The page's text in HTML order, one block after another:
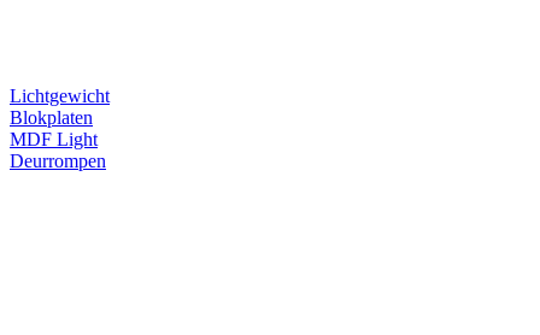
Lichtgewicht
Blokplaten
MDF Light
Deurrompen